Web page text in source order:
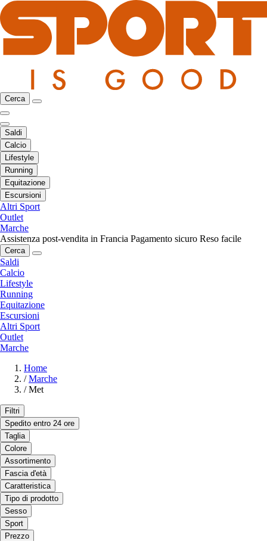
Cerca
Saldi
Calcio
Lifestyle
Running
Equitazione
Escursioni
Altri Sport
Outlet
Marche
Assistenza post-vendita in Francia Pagamento sicuro Reso facile
Cerca
Saldi
Calcio
Lifestyle
Running
Equitazione
Escursioni
Altri Sport
Outlet
Marche
Home
/ Marche
/ Met
Filtri
Spedito entro 24 ore
Taglia
Colore
Assortimento
Fascia d'età
Caratteristica
Tipo di prodotto
Sesso
Sport
Prezzo